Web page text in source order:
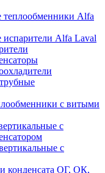
теплообменники Alfa
Alfa Laval
с витыми
с
с
конденсата ОГ, ОК,